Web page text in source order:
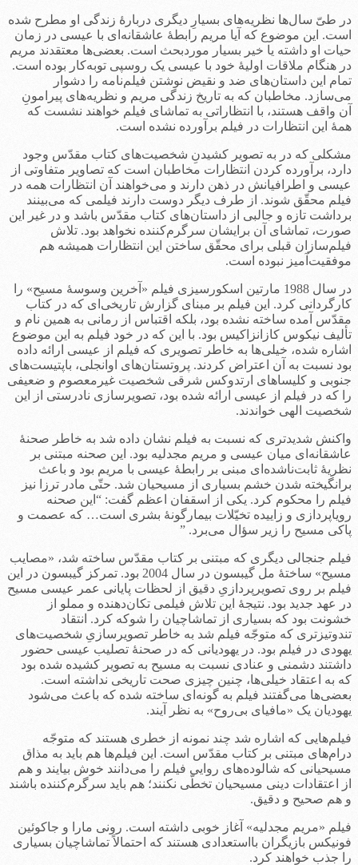
در طیّ سال‌ها نظریه‌های بسیارِ دیگری دربارۀ زندگی او مطرح شده
است. این موضوع که آیا مریم رابطۀ عاشقانه‌ای با عیسی در زمان
حیات او داشته یا خیر بسیار موردبحث است. بعضی‌ها معتقدند مریم
در هنگام ملاقات اولیۀ خود با عیسی یک روسپی توبه‌کار بوده است.
تمام این داستان‌های ضد و نقیض نوشتن فیلم‌نامه را دشوار
می‌سازد. مخاطبان که به تاریخ زندگی مریم و نظریه‌های پیرامونِ
آن واقف هستند، با انتظاراتی به تماشای فیلم خواهند نشست که
همۀ این انتظارات در فیلم برآورده نشده است.
مشکلی که در به تصویر کشیدنِ شخصیت‌های کتاب مقدّس وجود
دارد، برآورده کردن انتظارات مخاطبان است که تصاویر متفاوتی از
عیسی و اطرافیانش در ذهن دارند و می‌خواهند آن انتظارات همه در
فیلم محقّق شوند. از طرف دیگر دوست دارند فیلمی که می‌بینند
برداشت تازه و جالبی از داستان‌های کتاب مقدّس باشد و در غیر این
صورت، تماشای آن برایشان سرگرم‌کننده نخواهد بود. تلاش
فیلم‌سازان قبلی برای محقّق ساختن این انتظارات همیشه هم
موفقیت‌آمیز نبوده است.
در سال 1988 مارتین اسکورسیزی فیلم «آخرین وسوسۀ مسیح» را
کارگردانی کرد. این فیلم بر مبنای گزارش تاریخی‌ای که در کتاب
مقدّس آمده ساخته نشده بود، بلکه اقتباس از رمانی به همین نام و
تألیف نیکوس کازانزاکیس بود. با این که در خود فیلم به این موضوع
اشاره شده، خیلی‌ها به خاطر تصویری که فیلم از عیسی ارائه داده
بود نسبت به آن اعتراض کردند. پروتستان‌های اوانجلی، باپتیست‌های
جنوبی و کلیساهای ارتدوکس شرقی شخصیت غیرمعصوم و ضعیفی
را که در فیلم از عیسی ارائه شده بود، تصویرسازی نادرستی از این
شخصیت الهی خواندند.
واکنش شدیدتری که نسبت به فیلم نشان داده شد به خاطر صحنۀ
عاشقانه‌ای میان عیسی و مریم مجدلیه بود. این صحنه مبتنی بر
نظریۀ ثابت‌ناشده‌ای مبنی بر رابطۀ عیسی با مریم بود و باعث
برانگیخته شدن خشم بسیاری از مسیحیان شد. حتّی مادر ترزا نیز
فیلم را محکوم کرد. یکی از اسقفان اعظم گفت: “این صحنه
رویاپردازی و زاییده تخیّلات بیمارگونۀ بشری است… که عصمت و
پاکی مسیح را زیر سؤال می‌برد. ”
فیلم جنجالی دیگری که مبتنی بر کتاب مقدّس ساخته شد، «مصایب
مسیح» ساختۀ مل گیبسون در سال 2004 بود. تمرکز گیبسون در این
فیلم بر روی تصویرپردازیِ دقیق از لحظات پایانی عمر عیسی مسیح
در عهد جدید بود. نتیجۀ این تلاش فیلمی تکان‌دهنده و مملو از
خشونت بود که بسیاری از تماشاچیان را شوکه کرد. انتقاد
تندوتیزتری که متوجّه فیلم شد به خاطر تصویرسازیِ شخصیت‌های
یهودی در فیلم بود. در یهودیانی که در صحنۀ تصلیب عیسی حضور
داشتند دشمنی و عنادی نسبت به مسیح به تصویر کشیده شده بود
که به اعتقاد خیلی‌ها، چنین چیزی صحت تاریخی نداشته است.
بعضی‌ها می‌گفتند فیلم به گونه‌ای ساخته شده که باعث می‌شود
یهودیان یک «مافیای بی‌روح» به نظر آیند.
فیلم‌هایی که اشاره شد چند نمونه از خطری هستند که متوجّه
درام‌های مبتنی بر کتاب مقدّس است. این فیلم‌ها هم باید به مذاق
مسیحیانی که شالوده‌های روایی فیلم را می‌دانند خوش بیایند و هم
از اعتقادات دینی مسیحیان تخطّی نکنند؛ هم باید سرگرم‌کننده باشند
و هم صحیح و دقیق.
فیلم «مریم مجدلیه» آغاز خوبی داشته است. رونی مارا و جاکوئین
فونیکس بازیگران بااستعدادی هستند که احتمالاً تماشاچیان بسیاری
را جذب خواهند کرد.